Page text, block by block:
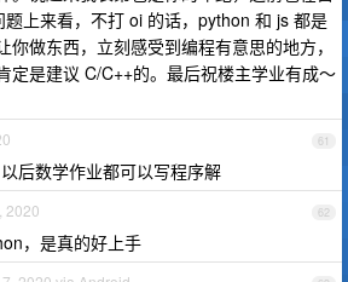
上来看，不打 oi 的话，python 和 js 都是
你做东西，立刻感受到编程有意思的地方，
定是建议 C/C++的。最后祝楼主学业有成～
61
后数学作业都可以写程序解
62
2020
，是真的好上手